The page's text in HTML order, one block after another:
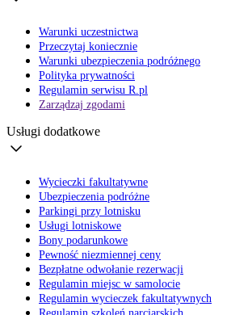
Warunki uczestnictwa
Przeczytaj koniecznie
Warunki ubezpieczenia podróżnego
Polityka prywatności
Regulamin serwisu R.pl
Zarządzaj zgodami
Usługi dodatkowe
Wycieczki fakultatywne
Ubezpieczenia podróżne
Parkingi przy lotnisku
Usługi lotniskowe
Bony podarunkowe
Pewność niezmiennej ceny
Bezpłatne odwołanie rezerwacji
Regulamin miejsc w samolocie
Regulamin wycieczek fakultatywnych